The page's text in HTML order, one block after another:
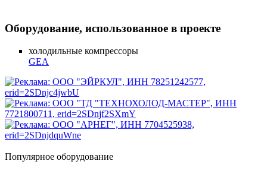
Оборудование, использованное в проекте
холодильные компрессоры
GEA
Популярное оборудование